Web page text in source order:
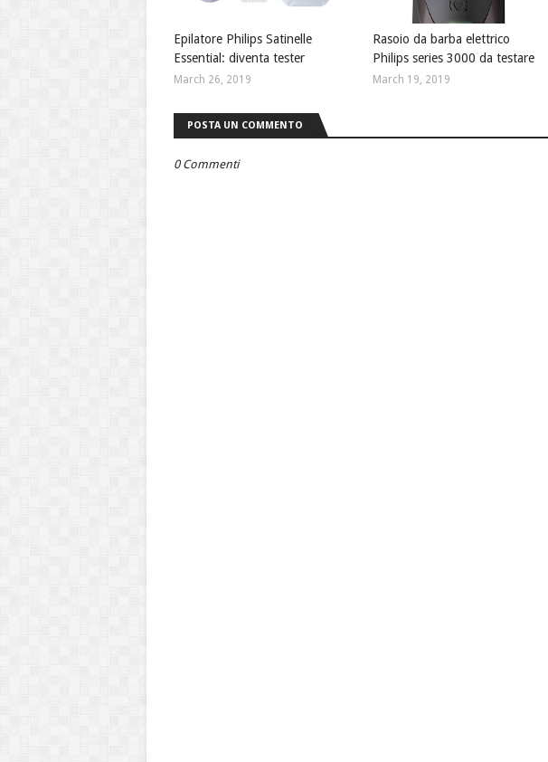
Epilatore Philips Satinelle
Essential: diventa tester
March 26, 2019
Rasoio da barba elettrico
Philips series 3000 da testare
March 19, 2019
POSTA UN COMMENTO
0 Commenti